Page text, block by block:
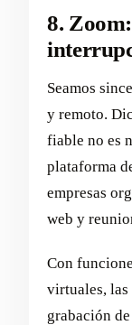
8.
Seamos
y remoto.
fiable no es
plataforma
empresas
web y
Con
virtuales, las
grabación